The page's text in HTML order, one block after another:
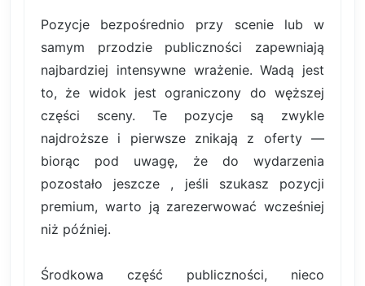
Pozycje bezpośrednio przy scenie lub w
samym przodzie publiczności zapewniają
najbardziej intensywne wrażenie. Wadą jest
to, że widok jest ograniczony do węższej
części sceny. Te pozycje są zwykle
najdroższe i pierwsze znikają z oferty —
biorąc pod uwagę, że do wydarzenia
pozostało jeszcze , jeśli szukasz pozycji
premium, warto ją zarezerwować wcześniej
niż później.
Środkowa część publiczności, nieco